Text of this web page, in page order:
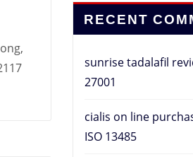
RECENT
sunrise tadalafil
27001
cialis on line
ISO 13485